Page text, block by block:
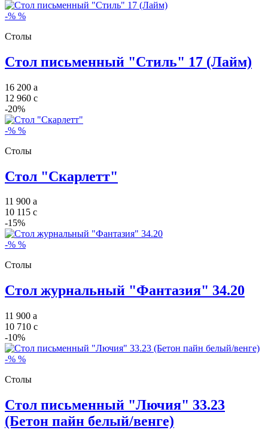
-% %
Столы
Стол письменный "Стиль" 17 (Лайм)
16 200 a
12 960 c
-20%
-% %
Столы
Стол "Скарлетт"
11 900 a
10 115 c
-15%
-% %
Столы
Стол журнальный "Фантазия" 34.20
11 900 a
10 710 c
-10%
-% %
Столы
Стол письменный "Лючия" 33.23
(Бетон пайн белый/венге)